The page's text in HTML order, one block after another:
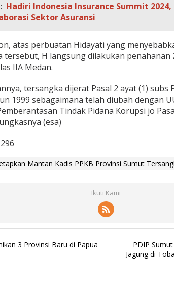
Hadiri Indonesia Insurance Summit
Sektor Asuransi
atas perbuatan Hidayati yang
tersebut, H langsung dilakukan penahanan
IIA Medan.
tersangka dijerat Pasal 2 ayat (1) subs
1999 sebagaimana telah diubah dengan
Tindak Pidana Korupsi jo
(esa)
296
Mantan Kadis PPKB Provinsi Sumut
Ikuti Kami
3 Provinsi Baru di Papua
PDIP
Jagung di